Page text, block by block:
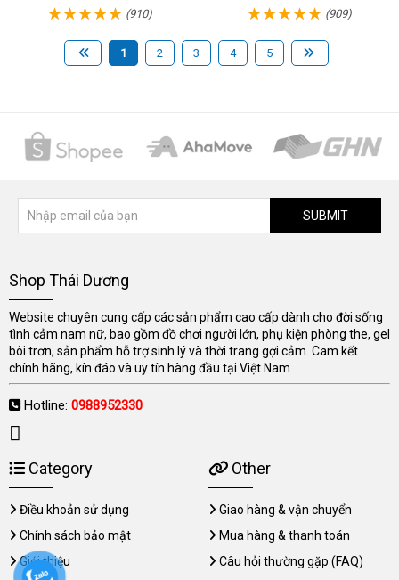
(910) (909)
1 2 3 4 5
SUBMIT
Shop Thái Dương
Website chuyên cung cấp các sản phẩm cao cấp dành cho đời sống
tình cảm nam nữ, bao gồm đồ chơi người lớn, phụ kiện phòng the, gel
bôi trơn, sản phẩm hỗ trợ sinh lý và thời trang gợi cảm. Cam kết
chính hãng, kín đáo và uy tín hàng đầu tại Việt Nam
Hotline: 0988952330
Category
Điều khoản sử dụng
Chính sách bảo mật
Giới thiệu
Other
Giao hàng & vận chuyển
Mua hàng & thanh toán
Câu hỏi thường gặp (FAQ)